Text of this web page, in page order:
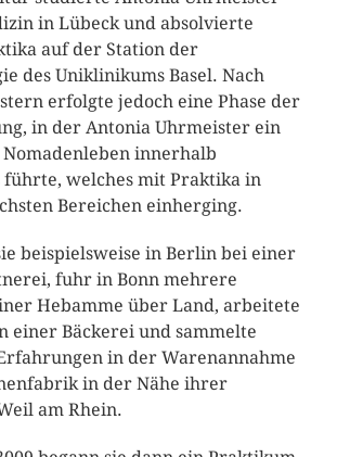
in Lübeck und absolvierte
auf der Station der
des Uniklinikums Basel. Nach
erfolgte jedoch eine Phase der
in der Antonia Uhrmeister ein
Nomadenleben innerhalb
führte, welches mit Praktika in
Bereichen einherging.
beispielsweise in Berlin bei einer
fuhr in Bonn mehrere
Hebamme über Land, arbeitete
einer Bäckerei und sammelte
in der Warenannahme
in der Nähe ihrer
am Rhein.